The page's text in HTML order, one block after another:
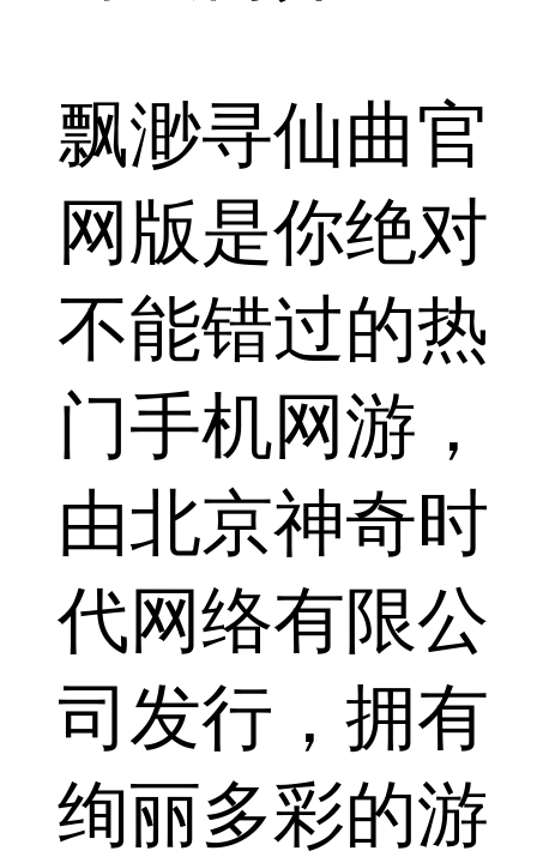
飘渺寻仙曲官
网版是你绝对
不能错过的热
门手机网游，
由北京神奇时
代网络有限公
司发行，拥有
绚丽多彩的游